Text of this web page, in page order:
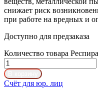
снижает риск
при работе на вредных и
Доступно для предзаказа
Количество товара
Счёт для юр. лиц